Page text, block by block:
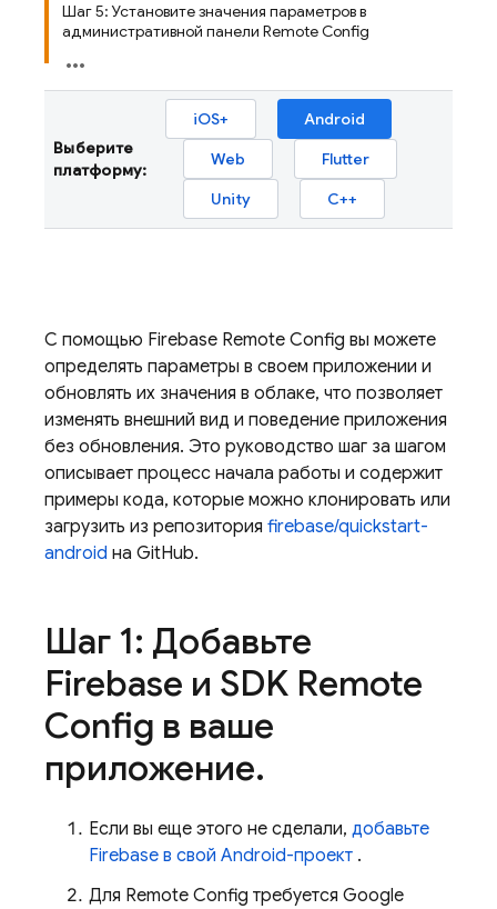
Шаг 5: Установите значения параметров в
административной панели Remote Config
Выберите
платформу:
iOS+
Android
Web
Flutter
Unity
C++
С помощью Firebase Remote Config вы можете
определять параметры в своем приложении и
обновлять их значения в облаке, что позволяет
изменять внешний вид и поведение приложения
без обновления. Это руководство шаг за шагом
описывает процесс начала работы и содержит
примеры кода, которые можно клонировать или
загрузить из репозитория firebase/quickstart-
android на GitHub.
Шаг 1: Добавьте
Firebase и SDK Remote
Config в ваше
приложение.
Если вы еще этого не сделали, добавьте
Firebase в свой Android-проект .
Для Remote Config требуется Google